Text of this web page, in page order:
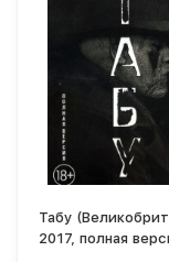
Табу
2017, полная